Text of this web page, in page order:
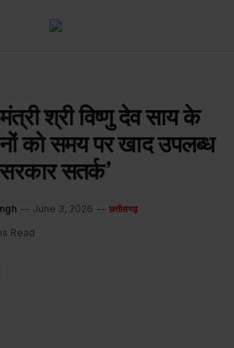
श्री विष्णु देव साय के
को समय पर खाद उपलब्ध
सतर्क’
June 3, 2026 छत्तीसगढ़
Read